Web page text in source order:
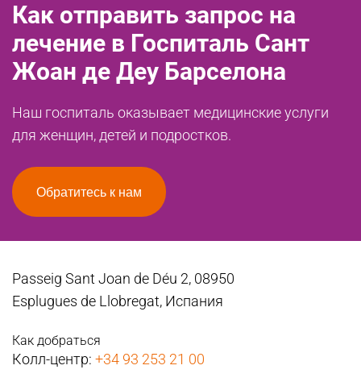
Как отправить запрос на
лечение в Госпиталь Сант
Жоан де Деу Барселона
Наш госпиталь оказывает медицинские услуги
для женщин, детей и подростков.
Обратитесь к нам
Passeig Sant Joan de Déu 2, 08950
Esplugues de Llobregat, Испания
Как добраться
Колл-центр: +34 93 253 21 00